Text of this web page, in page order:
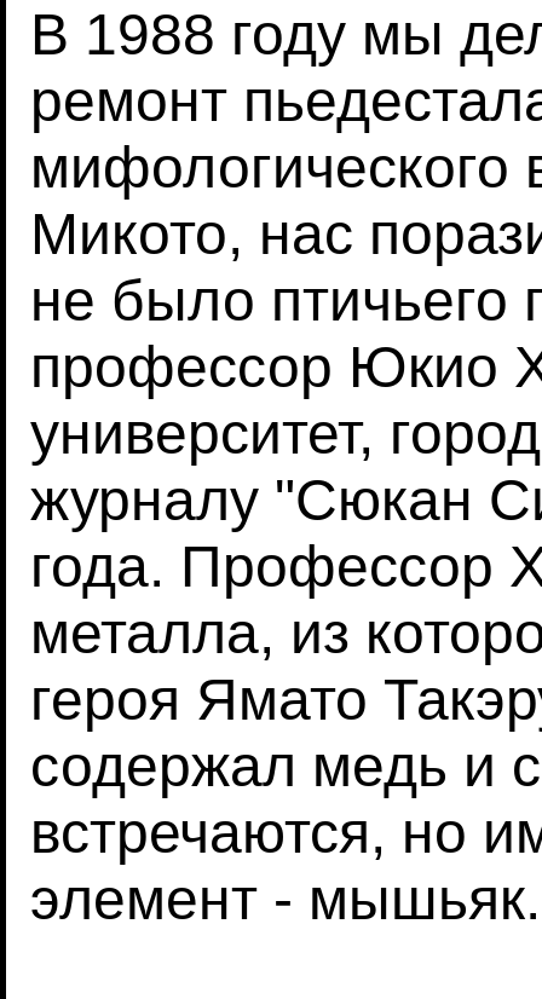
В 1988 году мы
ремонт
мифологического
Микото, нас
не было
профессор Юкио
университет,
журналу "Сюкан
года. Профессор
металла, из
героя Ямато
содержал медь и
встречаются, но
элемент - мышьяк.